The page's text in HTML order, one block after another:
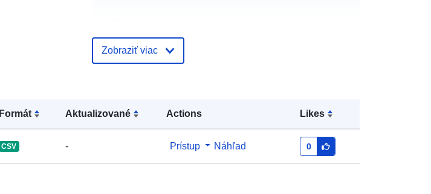
Formát Aktualizované Actions Likes
CSV - Prístup Náhľad 0
Zobraziť viac